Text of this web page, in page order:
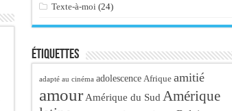
Texte-à-moi (24)
Étiquettes
adapté au cinéma adolescence Afrique amitié
amour Amérique du Sud Amérique